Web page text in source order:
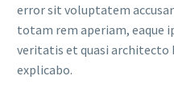
error sit voluptatem
totam rem aperiam, eaque
veritatis et quasi architecto
explicabo.